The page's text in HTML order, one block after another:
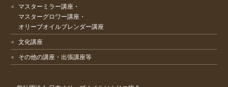
マスターミラー講座・
マスターグロワー講座・
オリーブオイルブレンダー講座
文化講座
その他の講座・出張講座等